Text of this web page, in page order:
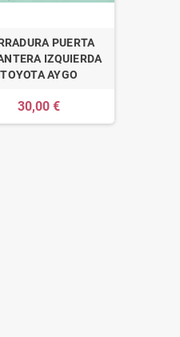
PUERTA
IZQUIERDA
TOYOTA AYGO
30,00 €